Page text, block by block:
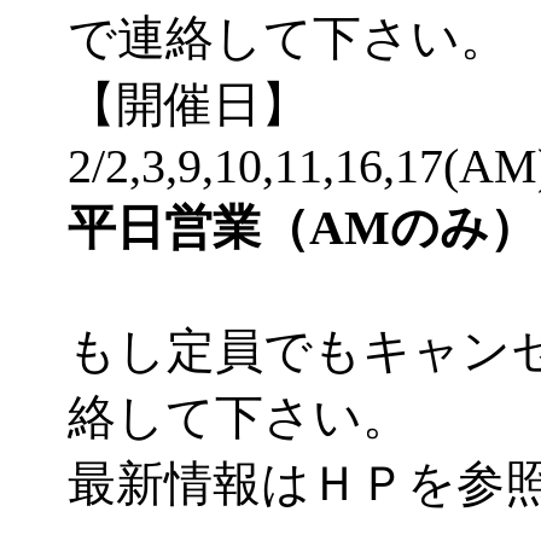
で連絡して下さい。
【開催日】
2/
平日営業（AMのみ）
もし定員でもキャン
絡して下さい。
最新情報はＨＰを参